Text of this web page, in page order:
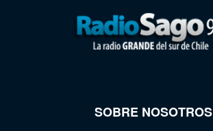
SOBRE NOSOTROS